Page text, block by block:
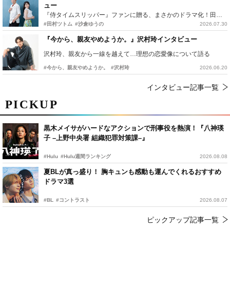
PICKUP
黒木メイサがハードなアクションで刑事役を熱演！『八神瑛
子 –上野中央署 組織犯罪対策課–』
#Hulu #Hulu週間ランキング 2026.08.08
夏BLが真っ盛り！ 胸キュンも感動も運んでくれるおすすめ
ドラマ3選
#BL #コントラスト 2026.08.07
ピックアップ記事一覧
ュー
『侍タイムスリッパー』ファンに贈る、まさかのドラマ化！田村ツトム×沙倉ゆうのが語る『心配無用ノ介』撮影秘話
#田村ツトム #沙倉ゆうの 2026.07.30
『今から、親友やめようか。』沢村玲インタビュー
沢村玲、親友から一線を越えて…理想の恋愛像について語る
#今から、親友やめようか。 #沢村玲 2026.06.20
インタビュー記事一覧